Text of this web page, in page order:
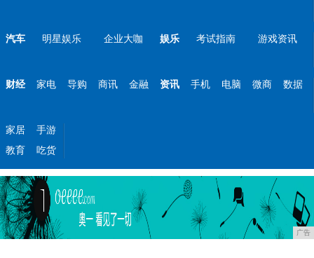
汽车 明星娱乐 企业大咖 娱乐 考试指南 游戏资讯
财经 家电 导购 商讯 金融 资讯 手机 电脑 微商 数据
家居
手游
教育
吃货
广告